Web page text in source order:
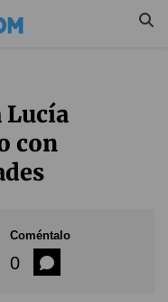
Lucía
con
Coméntalo
0